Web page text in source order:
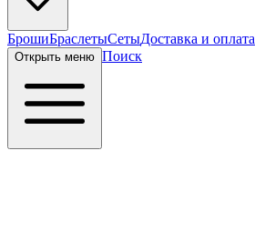
БрошиБраслетыСетыДоставка и оплата
Открыть меню Поиск